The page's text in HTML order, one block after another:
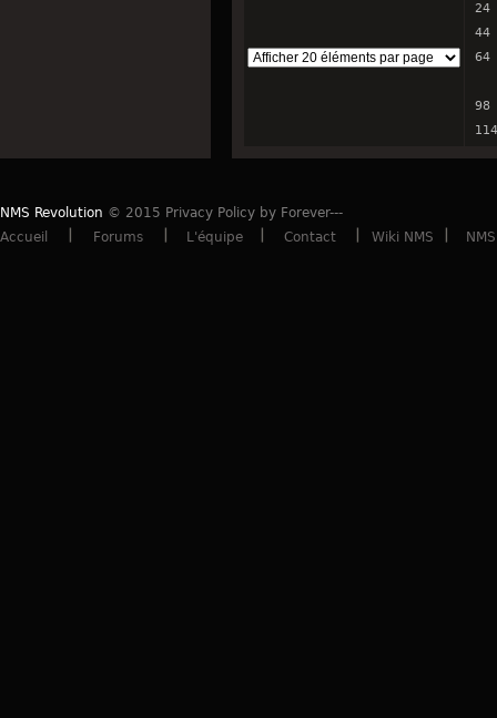
24
44
64
98
114
NMS Revolution © 2015 Privacy Policy by Forever---
Accueil
Forums L'équipe Contact Wiki NMS